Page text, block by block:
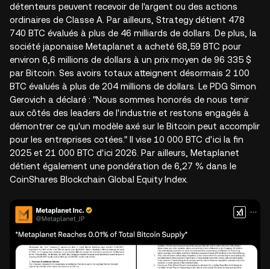
détenteurs peuvent recevoir de l'argent ou des actions
ordinaires de Classe A. Par ailleurs, Strategy détient 478
740 BTC évalués à plus de 46 milliards de dollars. De plus, la
société japonaise Metaplanet a acheté 68,59 BTC pour
environ 6,6 millions de dollars à un prix moyen de 96 335 $
par Bitcoin. Ses avoirs totaux atteignent désormais 2 100
BTC évalués à plus de 204 millions de dollars. Le PDG Simon
Gerovich a déclaré : "Nous sommes honorés de nous tenir
aux côtés des leaders de l'industrie et restons engagés à
démontrer ce qu'un modèle axé sur le Bitcoin peut accomplir
pour les entreprises cotées." Il vise 10 000 BTC d'ici la fin
2025 et 21 000 BTC d'ici 2026. Par ailleurs, Metaplanet
détient également une pondération de 6,27 % dans le
CoinShares Blockchain Global Equity Index.